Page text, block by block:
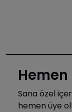
Sana özel
hemen üye ol!